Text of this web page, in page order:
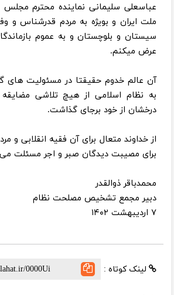
عباسعلی سلیمانی نماینده محترم مجلس
ملت ایران و بویژه به مردم قدرشناس و
سیستان و بلوچستان و به عموم
عرض میکنم.
آن عالم خدوم حقیقتا در مسئولیت های
به نظام اسلامی از هیچ تلاشی مضایقه
درخشان از خود برجای گذاشت.
از خداوند متعال برای آن فقیه انقلابی و
برای مصیبت دیدگان صبر و اجر مسئلت می
محمدباقر ذوالقدر
دبیر مجمع تشخیص مصلحت نظام
۷ اردیبهشت ۱۴۰۲
لینک کوتاه :